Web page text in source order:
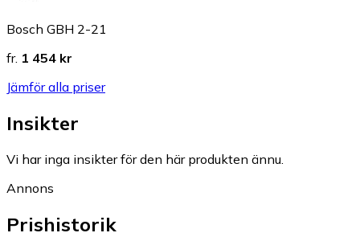
Bosch GBH 2-21
fr. 1 454 kr
Jämför alla priser
Insikter
Vi har inga insikter för den här produkten ännu.
Annons
Prishistorik